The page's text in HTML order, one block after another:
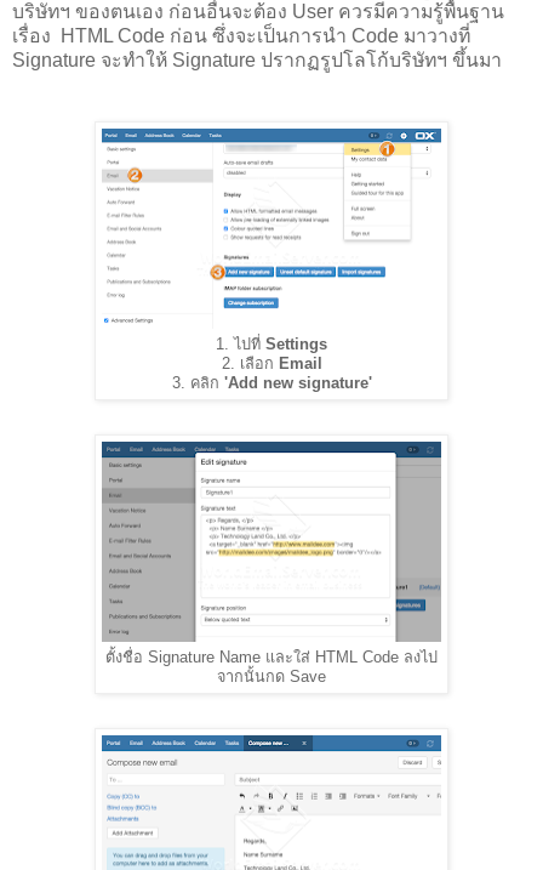
บริษัทฯ ของตนเอง ก่อนอื่นจะต้อง User ควรมีความรู้พื้นฐาน
เรื่อง HTML Code ก่อน ซึ่งจะเป็นการนำ Code มาวางที่
Signature จะทำให้ Signature ปรากฏรูปโลโก้บริษัทฯ ขึ้นมา
1. ไปที่ Settings
2. เลือก Email
3. คลิก 'Add new signature'
ตั้งชื่อ Signature Name และใส่ HTML Code ลงไป
จากนั้นกด Save